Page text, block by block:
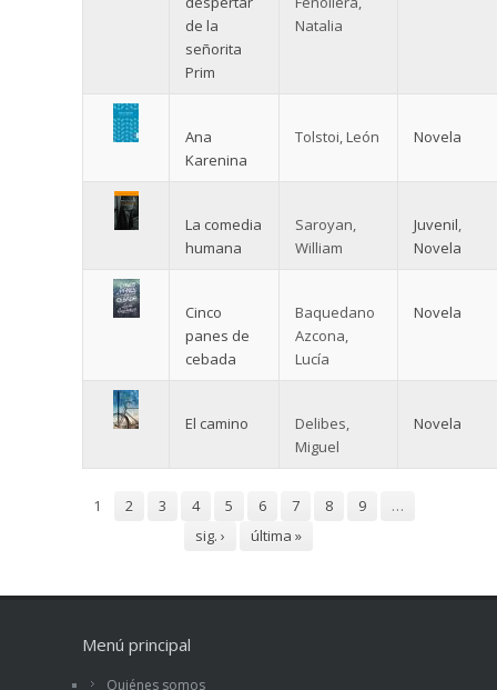
de la
señorita
Prim
Natalia
Ana
Karenina
Tolstoi, León Novela
La comedia
humana
Saroyan,
William
Juvenil,
Novela
Cinco
panes de
cebada
Baquedano
Azcona,
Lucía
Novela
El camino
Delibes,
Miguel
Novela
Páginas
1 2 3 4 5 6 7 8 9
…
sig. ›
última »
Menú principal
Quiénes somos